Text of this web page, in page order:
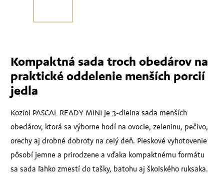
Kompaktná sada troch obedárov na
praktické oddelenie menších porcií
jedla
Koziol PASCAL READY MINI je 3-dielna sada menších
obedárov, ktorá sa výborne hodí na ovocie, zeleninu, pečivo,
orechy aj drobné dobroty na celý deň. Pieskové vyhotovenie
pôsobí jemne a prirodzene a vďaka kompaktnému formátu
sa sada ľahko zmestí do tašky, batohu aj školského ruksaka.